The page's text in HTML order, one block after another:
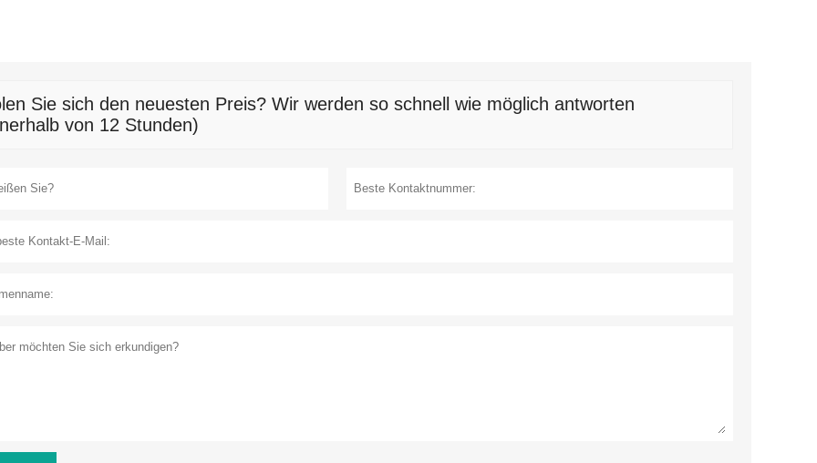
Sie sich den neuesten Preis? Wir werden so schnell wie möglich antworten
von 12 Stunden)